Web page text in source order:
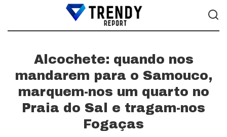
Alcochete: quando nos
mandarem para o Samouco,
marquem-nos um quarto no
Praia do Sal e tragam-nos
Fogaças